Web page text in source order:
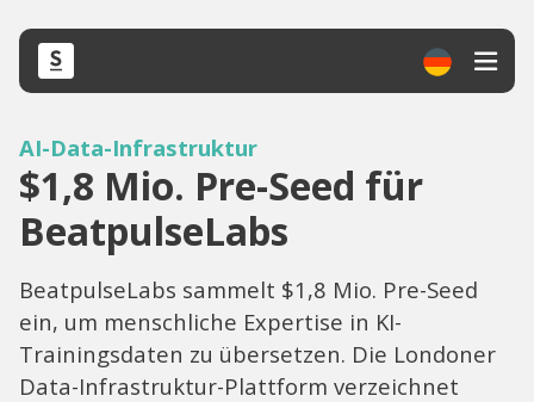
AI-Data-Infrastruktur
$1,8 Mio. Pre-Seed für
BeatpulseLabs
BeatpulseLabs sammelt $1,8 Mio. Pre-Seed
ein, um menschliche Expertise in KI-
Trainingsdaten zu übersetzen. Die Londoner
Data-Infrastruktur-Plattform verzeichnet